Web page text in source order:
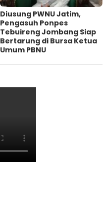
Diusung PWNU Jatim,
Pengasuh Ponpes
Tebuireng Jombang Siap
Bertarung di Bursa Ketua
Umum PBNU